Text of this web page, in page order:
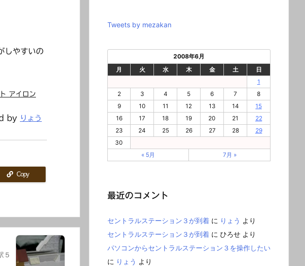
しやすいの
アイロン
by りょう
Copy
５
Tweets by mezakan
2008年6月
月
火 水 木 金 土
日
1
2
3 4 5 6 7
8
9
10 11 12 13 14
15
16
17 18 19 20 21
22
23
24 25 26 27 28
29
30
« 5月
7月 »
最近のコメント
セントラルステーション３が到着 に りょう より
セントラルステーション３が到着 に ひろせ より
パソコンからセントラルステーション３を操作したい
に りょう より